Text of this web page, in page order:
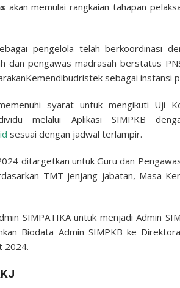
akan memulai rangkaian tahapan
pengelola telah berkoordinasi
dan pengawas madrasah berstatus
sebagai instansi
syarat untuk mengikuti Uji
melalui Aplikasi SIMPKB
sesuai dengan jadwal terlampir.
ditargetkan untuk Guru dan
TMT jenjang jabatan, Masa
SIMPATIKA untuk menjadi Admin
Biodata Admin SIMPKB ke
2024.